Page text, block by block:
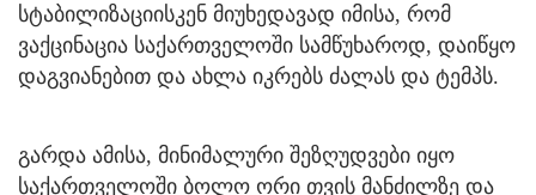
სტაბილიზაციისკენ მიუხედავად იმისა, რომ
ვაქცინაცია საქართველოში სამწუხაროდ, დაიწყო
დაგვიანებით და ახლა იკრებს ძალას და ტემპს.
გარდა ამისა, მინიმალური შეზღუდვები იყო
საქართველოში ბოლო ორი თვის მანძილზე და